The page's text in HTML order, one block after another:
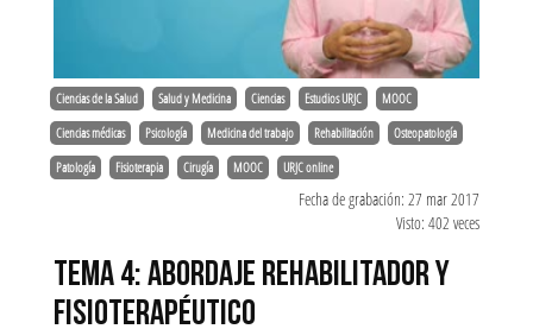
Ciencias de la Salud Salud y Medicina Ciencias Estudios URJC MOOC
Ciencias médicas Psicología Medicina del trabajo Rehabilitación Osteopatología
Patología Fisioterapia Cirugía MOOC URJC online
Fecha de grabación: 27 mar 2017
Visto: 402 veces
TEMA 4: ABORDAJE REHABILITADOR Y
FISIOTERAPÉUTICO